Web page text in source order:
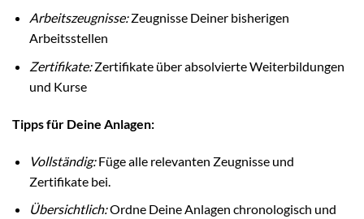
Arbeitszeugnisse:Zeugnisse Deiner bisherigen
Arbeitsstellen
Zertifikate:Zertifikate über absolvierte Weiterbildungen
und Kurse
Tipps für Deine Anlagen:
Vollständig:Füge alle relevanten Zeugnisse und
Zertifikate bei.
Übersichtlich:Ordne Deine Anlagen chronologisch und